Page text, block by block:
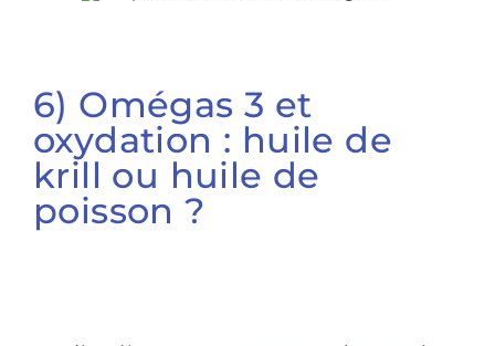
6) Omégas 3 et
oxydation : huile de
krill ou huile de
poisson ?